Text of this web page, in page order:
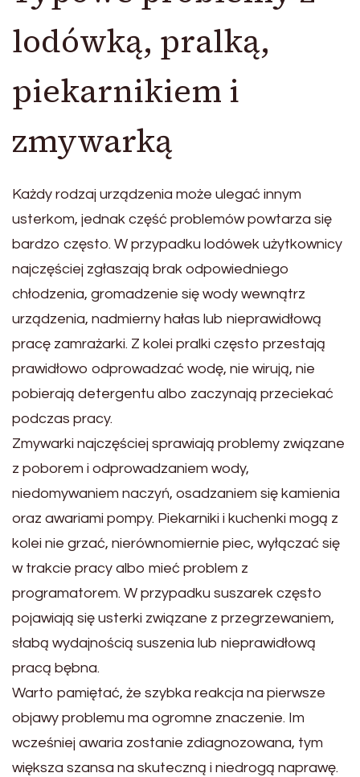
lodówką, pralką,
piekarnikiem i
zmywarką
Każdy rodzaj urządzenia może ulegać innym
usterkom, jednak część problemów powtarza się
bardzo często. W przypadku lodówek użytkownicy
najczęściej zgłaszają brak odpowiedniego
chłodzenia, gromadzenie się wody wewnątrz
urządzenia, nadmierny hałas lub nieprawidłową
pracę zamrażarki. Z kolei pralki często przestają
prawidłowo odprowadzać wodę, nie wirują, nie
pobierają detergentu albo zaczynają przeciekać
podczas pracy.
Zmywarki najczęściej sprawiają problemy związane
z poborem i odprowadzaniem wody,
niedomywaniem naczyń, osadzaniem się kamienia
oraz awariami pompy. Piekarniki i kuchenki mogą z
kolei nie grzać, nierównomiernie piec, wyłączać się
w trakcie pracy albo mieć problem z
programatorem. W przypadku suszarek często
pojawiają się usterki związane z przegrzewaniem,
słabą wydajnością suszenia lub nieprawidłową
pracą bębna.
Warto pamiętać, że szybka reakcja na pierwsze
objawy problemu ma ogromne znaczenie. Im
wcześniej awaria zostanie zdiagnozowana, tym
większa szansa na skuteczną i niedrogą naprawę.